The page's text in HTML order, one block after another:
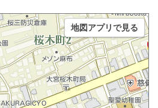
地図アプリで見る